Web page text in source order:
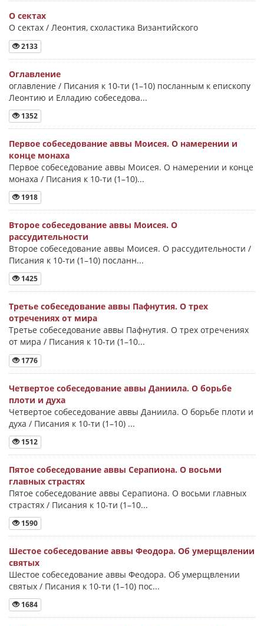
О сектах
О сектах / Леонтия, схоластика Византийского
2133
Оглавление
оглавление / Писания к 10-ти (1–10) посланным к епископу
Леонтию и Елладию собеседова...
1352
Первое собеседование аввы Моисея. О намерении и
конце монаха
Первое собеседование аввы Моисея. О намерении и конце
монаха / Писания к 10-ти (1–10)...
1918
Второе собеседование аввы Моисея. О
рассудительности
Второе собеседование аввы Моисея. О рассудительности /
Писания к 10-ти (1–10) посланн...
1425
Третье собеседование аввы Пафнутия. О трех
отречениях от мира
Третье собеседование аввы Пафнутия. О трех отречениях
от мира / Писания к 10-ти (1–10...
1776
Четвертое собеседование аввы Даниила. О борьбе
плоти и духа
Четвертое собеседование аввы Даниила. О борьбе плоти и
духа / Писания к 10-ти (1–10) ...
1512
Пятое собеседование аввы Серапиона. О восьми
главных страстях
Пятое собеседование аввы Серапиона. О восьми главных
страстях / Писания к 10-ти (1–10...
1590
Шестое собеседование аввы Феодора. Об умерщвлении
святых
Шестое собеседование аввы Феодора. Об умерщвлении
святых / Писания к 10-ти (1–10) пос...
1684